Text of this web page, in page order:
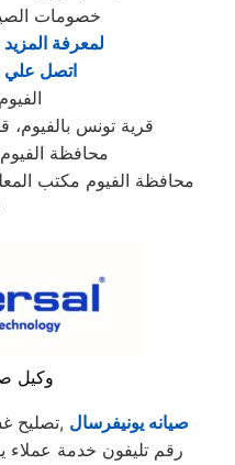
خصومات
لمعرفة
اتصل علي
قرية تونس بالفيوم،
محافظة
محافظة الفيوم مكتب
وكيل
صيانه يونيفرسال ,تصليح
رقم تليفون خدمة عملاء